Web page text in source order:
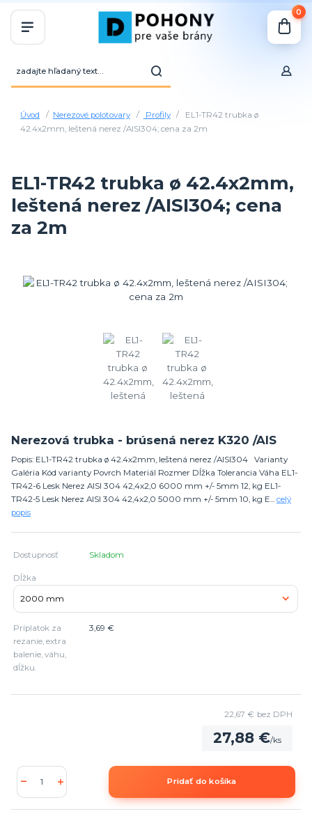
0
Úvod Nerezové polotovary Profily
EL1-TR42 trubka ø
42.4x2mm, leštená nerez /AISI304; cena za 2m
EL1-TR42 trubka ø 42.4x2mm,
leštená nerez /AISI304; cena
za 2m
Nerezová trubka - brúsená nerez K320 /AIS
Popis: EL1-TR42 trubka ø 42.4x2mm, leštená nerez /AISI304 Varianty
Galéria Kód varianty Povrch Materiál Rozmer Dĺžka Tolerancia Váha EL1-
TR42-6 Lesk Nerez AISI 304 42,4x2,0 6000 mm +/- 5mm 12, kg EL1-
TR42-5 Lesk Nerez AISI 304 42,4x2,0 5000 mm +/- 5mm 10, kg E... celý
popis
Dostupnosť Skladom
Dĺžka
Príplatok za
rezanie, extra
balenie, váhu,
dĺžku.
3,69 €
27,88 €/ks
22,67 € bez DPH
Pridať do košíka